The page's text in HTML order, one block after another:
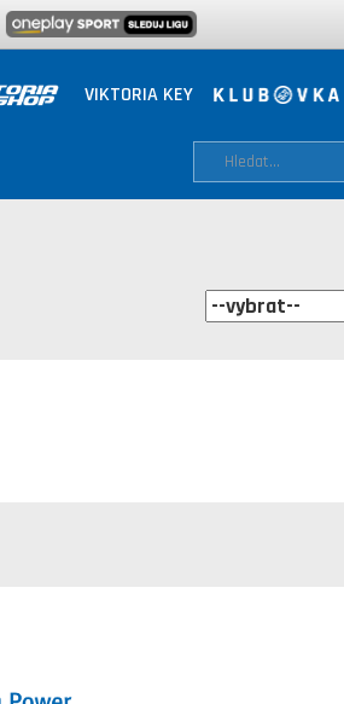
VIKTORIA KEY